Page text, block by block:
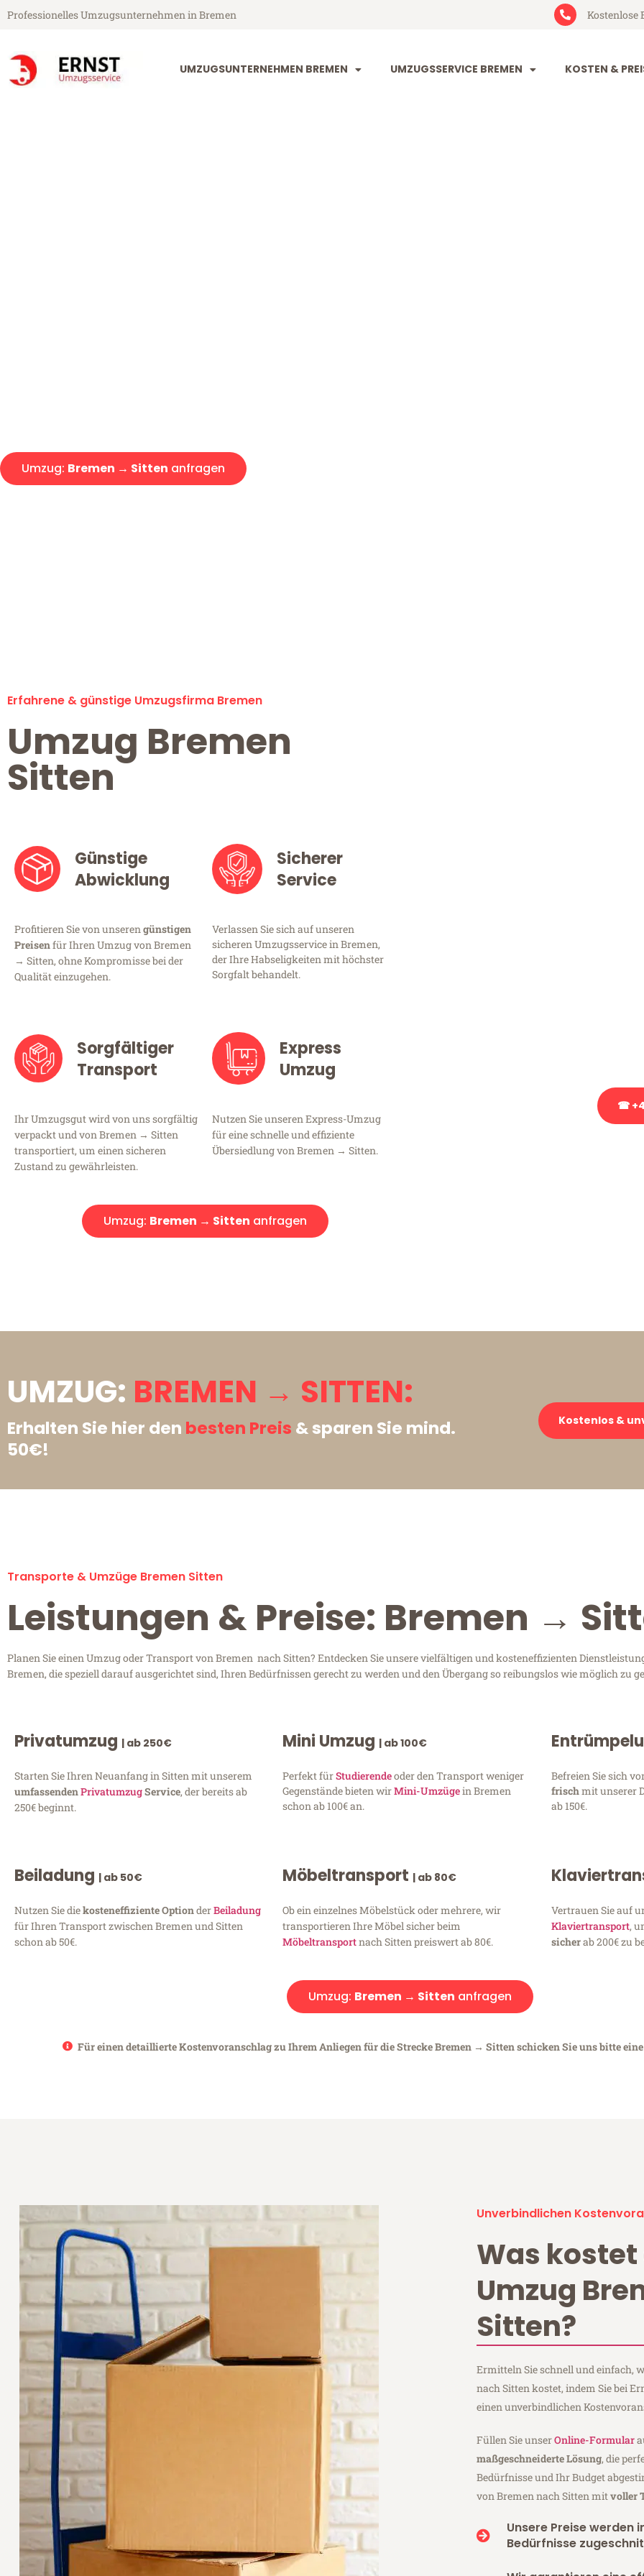
Professionelles Umzugsunternehmen in Bremen Kostenlose
UMZUGSUNTERNEHMEN BREMEN UMZUGSSERVICE BREMEN KOSTEN &
Umzug: Bremen → Sitten anfragen
Erfahrene & günstige Umzugsfirma Bremen
Umzug Bremen
Sitten
Günstige
Abwicklung
Profitieren Sie von unserengünstigen
Preisenfür Ihren Umzug von Bremen
→ Sitten, ohne Kompromisse bei der
Qualität einzugehen.
Sicherer
Service
Verlassen Sie sich auf unseren
sicheren Umzugsservice in Bremen,
der Ihre Habseligkeiten mit höchster
Sorgfalt behandelt.
Sorgfältiger
Transport
Ihr Umzugsgut wird von uns sorgfältig
verpackt und von Bremen → Sitten
transportiert, um einen sicheren
Zustand zu gewährleisten.
Express
Umzug
Nutzen Sie unseren Express-Umzug
für eine schnelle und effiziente
Übersiedlung von Bremen → Sitten.
Umzug: Bremen → Sitten anfragen
☎
UMZUG: BREMEN → SITTEN:
Erhalten Sie hier den besten Preis & sparen Sie mind.
50€!
Kostenlos &
Transporte & Umzüge Bremen Sitten
Leistungen & Preise: Bremen →
Planen Sie einen Umzug oder Transport von Bremen nach Sitten? Entdecken Sie unsere vielfältigen und kosteneffizienten
Bremen, die speziell darauf ausgerichtet sind, Ihren Bedürfnissen gerecht zu werden und den Übergang so reibungslos wie möglich zu
Privatumzug | ab 250€
Starten Sie Ihren Neuanfang in Sitten mit unserem
umfassendenPrivatumzugService, der bereits ab
250€ beginnt.
Mini Umzug | ab 100€
Perfekt fürStudierendeoder den Transport weniger
Gegenstände bieten wirMini-Umzügein Bremen
schon ab 100€ an.
Befreien Sie sich
frischmit unserer
ab 150€.
Beiladung | ab 50€
Nutzen Sie diekosteneffiziente OptionderBeiladung
für Ihren Transport zwischen Bremen und Sitten
schon ab 50€.
Möbeltransport | ab 80€
Ob ein einzelnes Möbelstück oder mehrere, wir
transportieren Ihre Möbel sicher beim
Möbeltransportnach Sitten preiswert ab 80€.
Vertrauen Sie auf
Klaviertransport,
sicherab 200€ zu
Umzug: Bremen → Sitten anfragen
Für einen detaillierte Kostenvoranschlag zu Ihrem Anliegen für die Strecke Bremen → Sitten schicken Sie uns bitte eine
Unverbindlichen
Was kostet
Umzug
Sitten?
Ermitteln Sie schnell und einfach,
nach Sitten kostet, indem Sie bei
einen unverbindlichen
Füllen Sie unserOnline-Formular
maßgeschneiderte Lösung, die
Bedürfnisse und Ihr Budget
von Bremen nach Sitten mitvoller
Unsere Preise werden
Bedürfnisse